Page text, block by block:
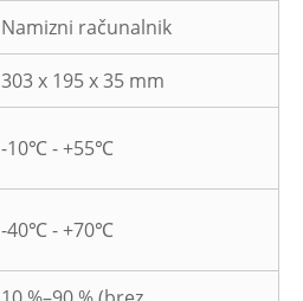
Namizni računalnik
303 x 195 x 35 mm
-10℃ - +55℃
-40℃ - +70℃